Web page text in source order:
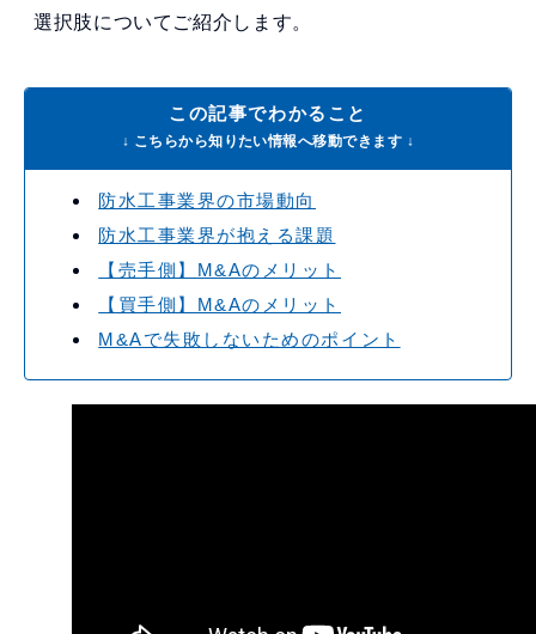
選択肢についてご紹介します。
この記事でわかること
↓ こちらから知りたい情報へ移動できます ↓
防水工事業界の市場動向
防水工事業界が抱える課題
【売手側】M&Aのメリット
【買手側】M&Aのメリット
M&Aで失敗しないためのポイント